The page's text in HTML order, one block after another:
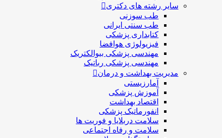
سایر رشته های دکتری
طب سوزنی
طب سنتی ایرانی
کتابداری پزشکی
فیزیولوژی هوافضا
مهندسی پزشکی بیوالکتریک
مهندسی پزشکی رباتیک
مدیریت بهداشت و درمان
آمارزیستی
آموزش پزشکی
اقتصاد بهداشت
انفورماتیک پزشکی
سلامت دربلايا و فوريت ها
سلامت و رفاه اجتماعی